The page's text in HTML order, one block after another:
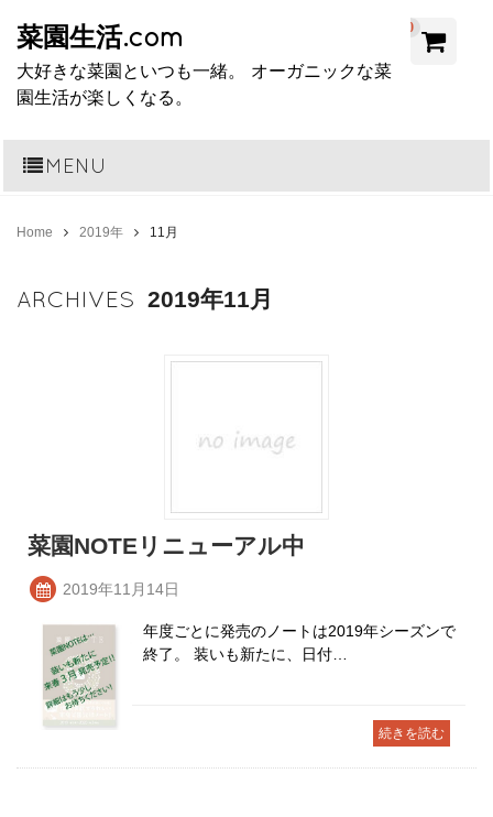
菜園生活.com
大好きな菜園といつも一緒。 オーガニックな菜
園生活が楽しくなる。
0
MENU
Home 2019年 11月
ARCHIVES 2019年11月
菜園NOTEリニューアル中
2019年11月14日
年度ごとに発売のノートは2019年シーズンで
終了。 装いも新たに、日付…
続きを読む